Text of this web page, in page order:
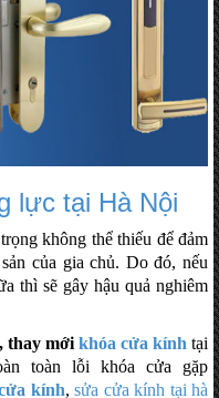
lực tại Hà Nội
không thể thiếu để đảm
của gia chủ. Do đó, nếu
thì sẽ gây hậu quả nghiêm
, thay mới khóa cửa kính tại
toàn lỗi khóa cửa gặp
kính,sửa cửa kính tại hà